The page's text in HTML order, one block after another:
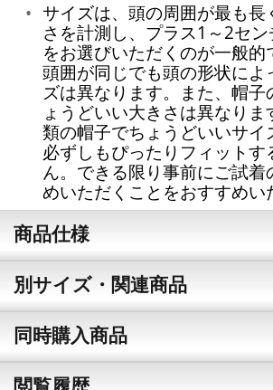
サイズは、頭の周囲が最も長
さを計測し、プラス1～2セ
をお選びいただくのが一般的
頭囲が同じでも頭の形状によ
ズは異なります。また、帽子
ょうどいい大きさは異なり
類の帽子でちょうどいいサイ
必ずしもぴったりフィットす
ん。できる限り事前にご試着
めいただくことをおすすめい
商品仕様
別サイズ・関連商品
同時購入商品